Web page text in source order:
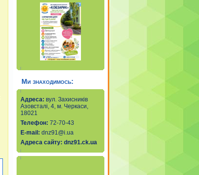
Ми знаходимось:
Адреса: вул. Захисників
Азовсталі, 4, м. Черкаси,
18021
Телефон: 72-70-43
Е-mail : dnz91@i.ua
Адреса сайту: dnz91.ck.ua